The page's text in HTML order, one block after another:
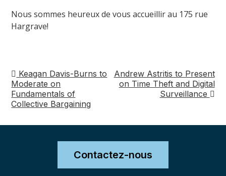
Nous sommes heureux de vous accueillir au 175 rue
Hargrave!
Navigation
de
post
Keagan Davis-Burns to
Moderate on
Fundamentals of
Collective Bargaining
Andrew Astritis to Present
on Time Theft and Digital
Surveillance
Contactez-nous